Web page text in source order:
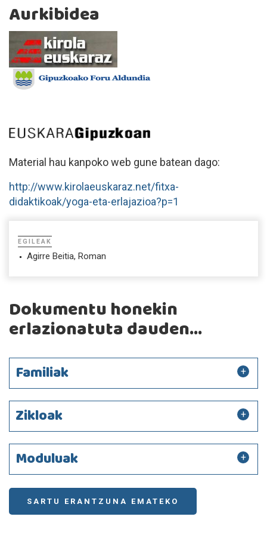
Aurkibidea
Material hau kanpoko web gune batean dago:
http://www.kirolaeuskaraz.net/fitxa-
didaktikoak/yoga-eta-erlajazioa?p=1
EGILEAK
Agirre Beitia, Roman
Dokumentu honekin
erlazionatuta dauden...
Familiak
Zikloak
Moduluak
SARTU ERANTZUNA EMATEKO